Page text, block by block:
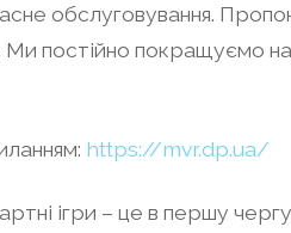
обслуговування.
Ми постійно покращуємо
https://mvr.dp.ua/
ігри – це в першу